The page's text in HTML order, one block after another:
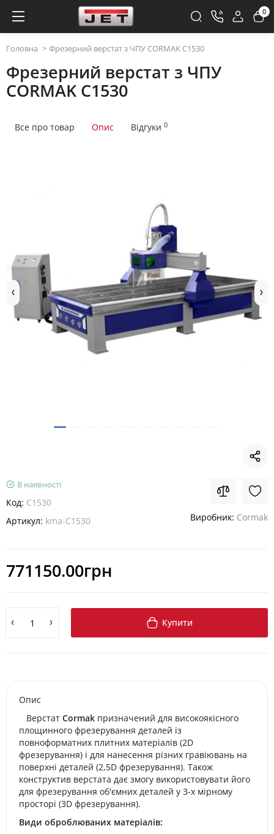
0
Головна Фрезерний верстат з ЧПУ CORMAK C1530
Фрезерний верстат з ЧПУ
CORMAK C1530
Все про товар Опис Відгуки 0
В наявності
Код: C1530
Артикул: kma-C1530 Виробник: Cormak
771150.00грн
Купити
Опис
Верстат Сormak призначений для високоякісного
площинного фрезерування деталей із
повноформатних плитних матеріалів (2D
фрезерування) і для нанесення різних гравіювань на
поверхні деталей (2,5D фрезерування). Також
конструктив верстата дає змогу використовувати його
для фрезерування об'ємних деталей у 3-х мірному
просторі (3D фрезерування).
Види оброблюваних матеріалів: